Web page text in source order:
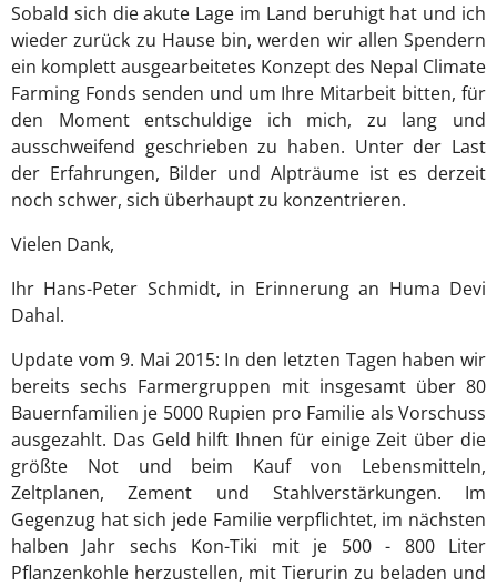
Sobald sich die akute Lage im Land beruhigt hat und ich
wieder zurück zu Hause bin, werden wir allen Spendern
ein komplett ausgearbeitetes Konzept des Nepal Climate
Farming Fonds senden und um Ihre Mitarbeit bitten, für
den Moment entschuldige ich mich, zu lang und
ausschweifend geschrieben zu haben. Unter der Last
der Erfahrungen, Bilder und Alpträume ist es derzeit
noch schwer, sich überhaupt zu konzentrieren.
Vielen Dank,
Ihr Hans-Peter Schmidt, in Erinnerung an Huma Devi
Dahal.
Update vom 9. Mai 2015: In den letzten Tagen haben wir
bereits sechs Farmergruppen mit insgesamt über 80
Bauernfamilien je 5000 Rupien pro Familie als Vorschuss
ausgezahlt. Das Geld hilft Ihnen für einige Zeit über die
größte Not und beim Kauf von Lebensmitteln,
Zeltplanen, Zement und Stahlverstärkungen. Im
Gegenzug hat sich jede Familie verpflichtet, im nächsten
halben Jahr sechs Kon-Tiki mit je 500 - 800 Liter
Pflanzenkohle herzustellen, mit Tierurin zu beladen und